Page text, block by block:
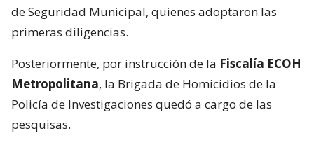
de Seguridad Municipal, quienes adoptaron las
primeras diligencias.
Posteriormente, por instrucción de la Fiscalía ECOH
Metropolitana, la Brigada de Homicidios de la
Policía de Investigaciones quedó a cargo de las
pesquisas.